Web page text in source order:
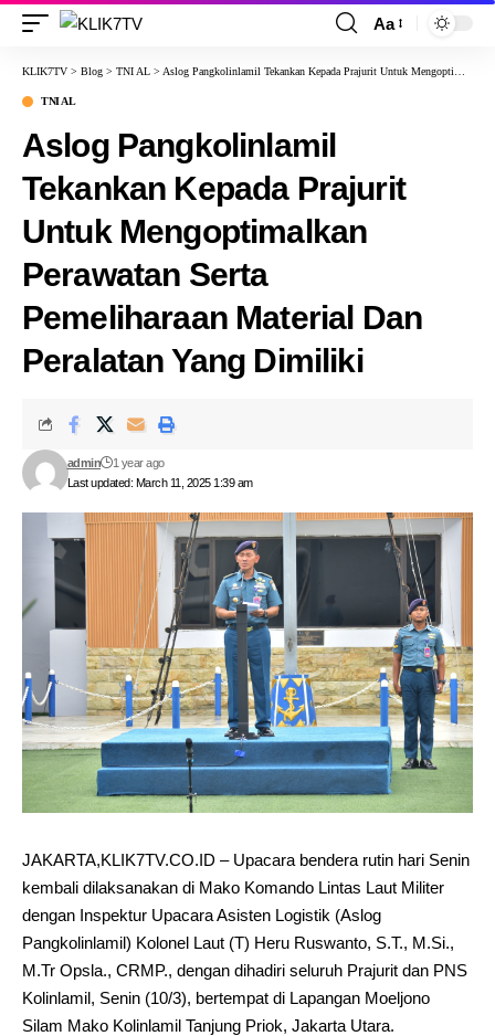
Aa
KLIK7TV > Blog > TNI AL > Aslog Pangkolinlamil Tekankan Kepada Prajurit Untuk Mengoptimalkan Perawatan Serta Pemeliharaan Material Dan Peralatan Yang Dimiliki
TNI AL
Aslog Pangkolinlamil
Tekankan Kepada Prajurit
Untuk Mengoptimalkan
Perawatan Serta
Pemeliharaan Material Dan
Peralatan Yang Dimiliki
Last updated: March 11, 2025 1:39 am
admin 1 year ago
JAKARTA,KLIK7TV.CO.ID – Upacara bendera rutin hari Senin
kembali dilaksanakan di Mako Komando Lintas Laut Militer
dengan Inspektur Upacara Asisten Logistik (Aslog
Pangkolinlamil) Kolonel Laut (T) Heru Ruswanto, S.T., M.Si.,
M.Tr Opsla., CRMP., dengan dihadiri seluruh Prajurit dan PNS
Kolinlamil, Senin (10/3), bertempat di Lapangan Moeljono
Silam Mako Kolinlamil Tanjung Priok, Jakarta Utara.